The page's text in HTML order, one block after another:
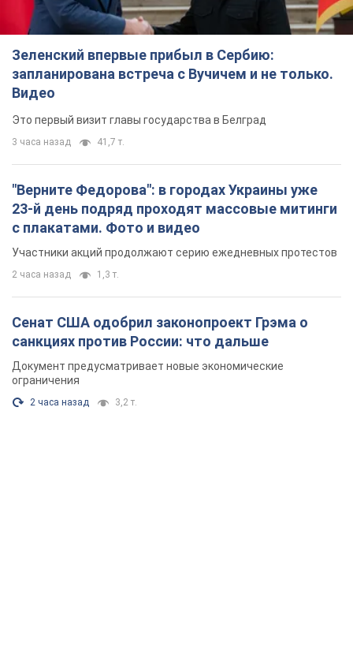
Зеленский впервые прибыл в Сербию:
запланирована встреча с Вучичем и не только.
Видео
Это первый визит главы государства в Белград
3 часа назад 41,7 т.
"Верните Федорова": в городах Украины уже
23-й день подряд проходят массовые митинги
с плакатами. Фото и видео
Участники акций продолжают серию ежедневных протестов
2 часа назад 1,3 т.
Сенат США одобрил законопроект Грэма о
санкциях против России: что дальше
Документ предусматривает новые экономические
ограничения
2 часа назад 3,2 т.